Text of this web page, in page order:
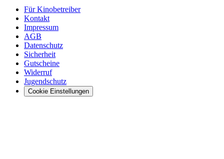
Für Kinobetreiber
Kontakt
Impressum
AGB
Datenschutz
Sicherheit
Gutscheine
Widerruf
Jugendschutz
Cookie Einstellungen